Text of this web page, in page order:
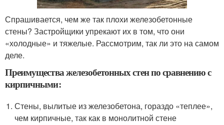
Спрашивается, чем же так плохи железобетонные
стены? Застройщики упрекают их в том, что они
«холодные» и тяжелые. Рассмотрим, так ли это на самом
деле.
Преимущества железобетонных стен по сравнению с
кирпичными:
Стены, вылитые из железобетона, гораздо «теплее»,
чем кирпичные, так как в монолитной стене